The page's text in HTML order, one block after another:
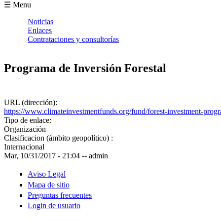
Formulario de búsqueda
☰ Menu
Noticias
Enlaces
Contrataciones y consultorías
Programa de Inversión Forestal
URL (dirección):
https://www.climateinvestmentfunds.org/fund/forest-investment-
Tipo de enlace:
Organización
Clasificacion (ámbito geopolítico) :
Internacional
Mar, 10/31/2017 - 21:04 -- admin
Aviso Legal
Mapa de sitio
Preguntas frecuentes
Login de usuario